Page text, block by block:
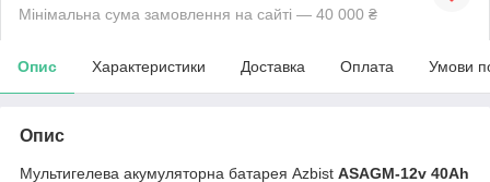
Мінімальна сума замовлення на сайті — 40 000 ₴
Опис Характеристики Доставка Оплата Умови
Опис
Мультигелева акумуляторна батарея Azbist ASAGM-12v 40Ah